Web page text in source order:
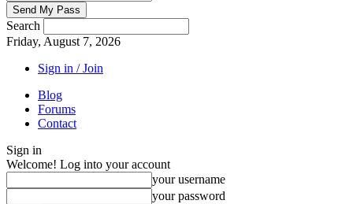
Search
Friday, August 7, 2026
Sign in / Join
Blog
Forums
Contact
Sign in
Welcome! Log into your account
your username
your password